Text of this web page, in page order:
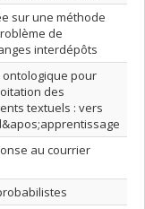
sur une méthode
de
interdépôts
pour
des
textuels : vers
au courrier